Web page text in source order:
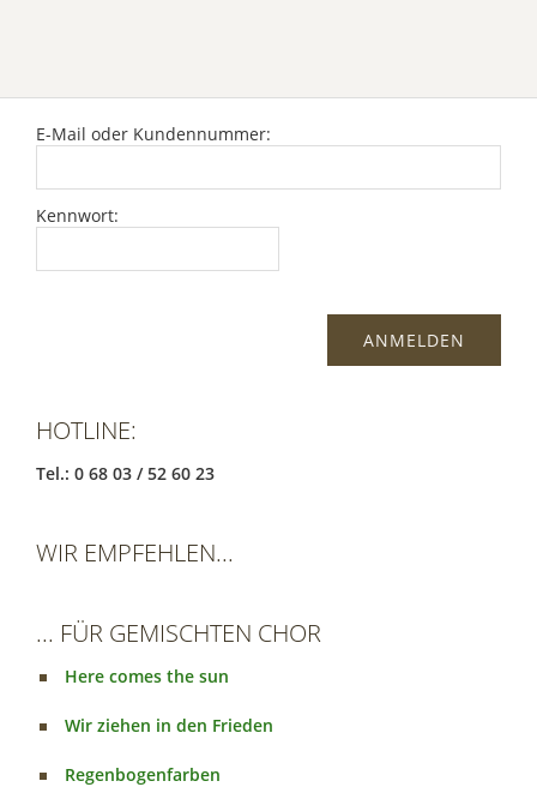
E-Mail oder Kundennummer:
Kennwort:
HOTLINE:
Tel.: 0 68 03 / 52 60 23
WIR EMPFEHLEN...
... FÜR GEMISCHTEN CHOR
Here comes the sun
Wir ziehen in den Frieden
Regenbogenfarben